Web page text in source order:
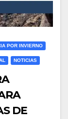
POR INVIERNO
NOTICIAS
DE